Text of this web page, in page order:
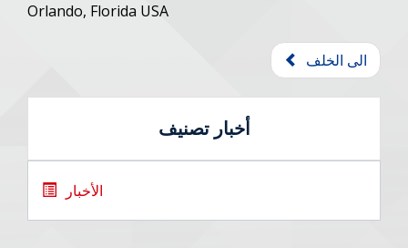
Orlando, Florida USA
الى الخلف
أخبار تصنيف
الأخبار